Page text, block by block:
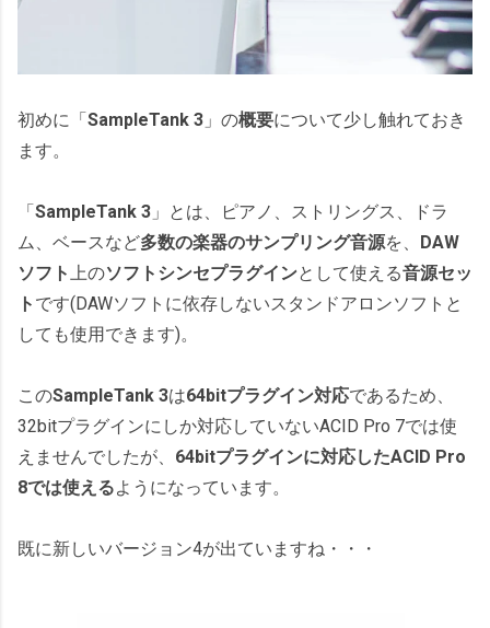
初めに「SampleTank 3 」の概要について少し触れておき
ます。
「SampleTank 3 」とは、ピアノ、ストリングス、ドラ
ム、ベースなど多数の楽器のサンプリング音源を、 DAW
ソフト上のソフトシンセプラグインとして使える音源セッ
ト です(DAWソフトに依存しないスタンドアロンソフトと
しても使用できます)。
このSampleTank 3は64bitプラグイン対応であるため、
32bitプラグインにしか対応していないACID Pro 7では使
えませんでしたが、 64bitプラグインに対応したACID Pro
8では使えるようになっています。
既に新しいバージョン4が出ていますね・・・